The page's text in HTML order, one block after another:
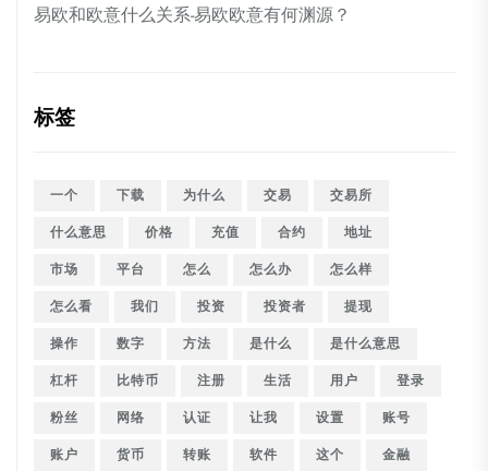
易欧和欧意什么关系-易欧欧意有何渊源？
标签
一个 下载 为什么 交易
交易所
什么意思
价格 充值 合约
地址
市场
平台 怎么 怎么办
怎么样
怎么看
我们 投资 投资者
提现
操作
数字 方法 是什么
是什么意思
杠杆
比特币 注册 生活 用户
登录
粉丝
网络 认证 让我 设置
账号
账户
货币 转账 软件 这个
金融